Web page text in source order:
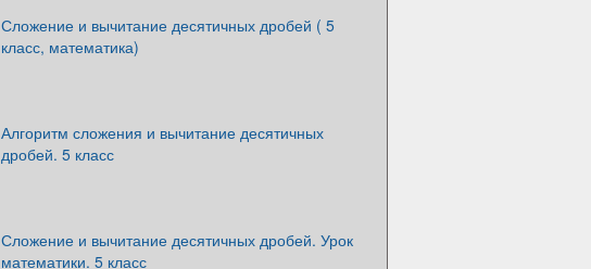
Сложение и вычитание десятичных дробей ( 5
класс, математика)
Алгоритм сложения и вычитание десятичных
дробей. 5 класс
Сложение и вычитание десятичных дробей. Урок
математики. 5 класс